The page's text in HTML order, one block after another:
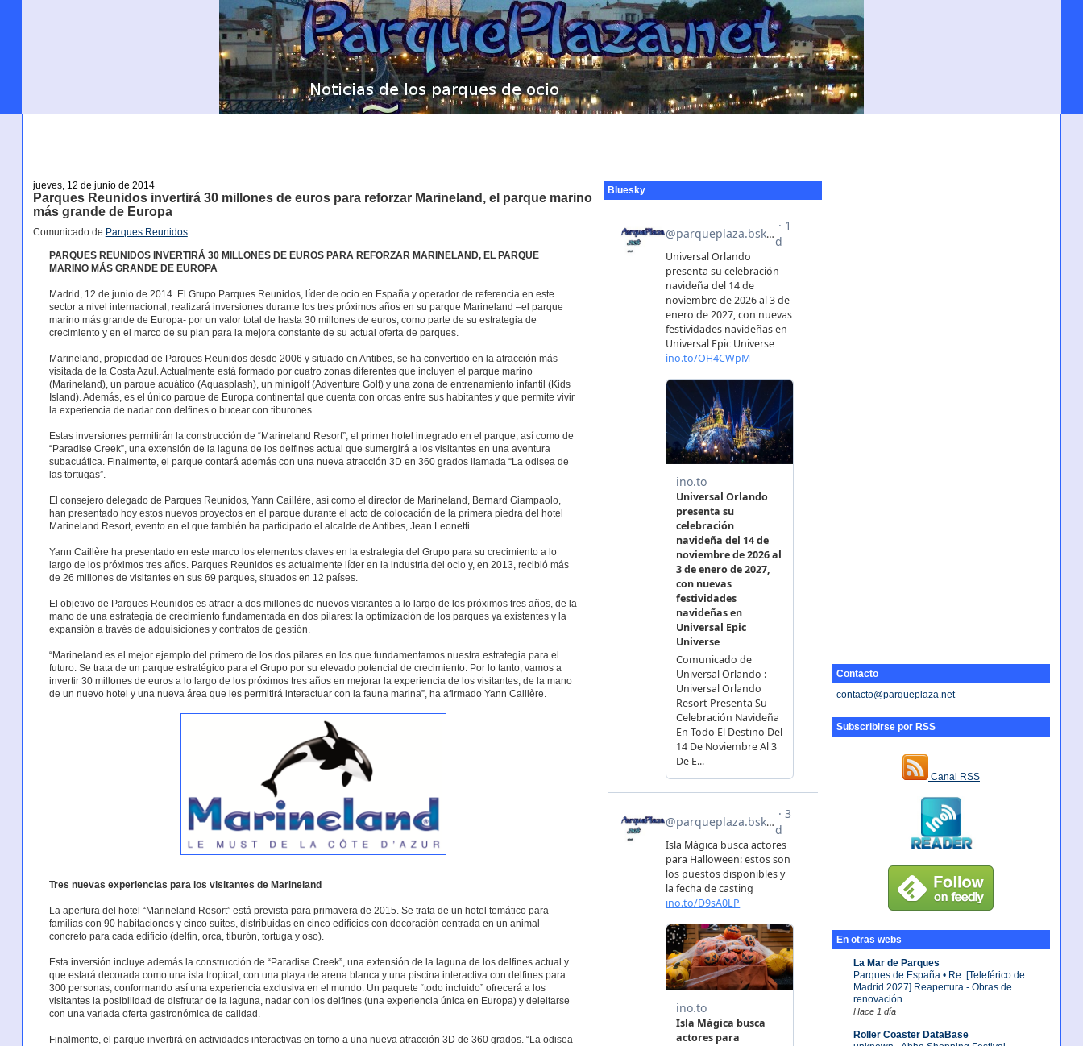
Contacto
contacto@parqueplaza.net
Subscribirse por RSS
Canal RSS
En otras webs
La Mar de Parques
Parques de España • Re: [Teleférico de
Madrid 2027] Reapertura - Obras de
renovación
Hace 1 día
Roller Coaster DataBase
jueves, 12 de junio de 2014
Parques Reunidos invertirá 30 millones de euros para reforzar Marineland, el parque marino
más grande de Europa
Comunicado de Parques Reunidos:
PARQUES REUNIDOS INVERTIRÁ 30 MILLONES DE EUROS PARA REFORZAR MARINELAND, EL PARQUE
MARINO MÁS GRANDE DE EUROPA
Madrid, 12 de junio de 2014. El Grupo Parques Reunidos, líder de ocio en España y operador de referencia en este
sector a nivel internacional, realizará inversiones durante los tres próximos años en su parque Marineland –el parque
marino más grande de Europa- por un valor total de hasta 30 millones de euros, como parte de su estrategia de
crecimiento y en el marco de su plan para la mejora constante de su actual oferta de parques.
Marineland, propiedad de Parques Reunidos desde 2006 y situado en Antibes, se ha convertido en la atracción más
visitada de la Costa Azul. Actualmente está formado por cuatro zonas diferentes que incluyen el parque marino
(Marineland), un parque acuático (Aquasplash), un minigolf (Adventure Golf) y una zona de entrenamiento infantil (Kids
Island). Además, es el único parque de Europa continental que cuenta con orcas entre sus habitantes y que permite vivir
la experiencia de nadar con delfines o bucear con tiburones.
Estas inversiones permitirán la construcción de “Marineland Resort”, el primer hotel integrado en el parque, así como de
“Paradise Creek”, una extensión de la laguna de los delfines actual que sumergirá a los visitantes en una aventura
subacuática. Finalmente, el parque contará además con una nueva atracción 3D en 360 grados llamada “La odisea de
las tortugas”.
El consejero delegado de Parques Reunidos, Yann Caillère, así como el director de Marineland, Bernard Giampaolo,
han presentado hoy estos nuevos proyectos en el parque durante el acto de colocación de la primera piedra del hotel
Marineland Resort, evento en el que también ha participado el alcalde de Antibes, Jean Leonetti.
Yann Caillère ha presentado en este marco los elementos claves en la estrategia del Grupo para su crecimiento a lo
largo de los próximos tres años. Parques Reunidos es actualmente líder en la industria del ocio y, en 2013, recibió más
de 26 millones de visitantes en sus 69 parques, situados en 12 países.
El objetivo de Parques Reunidos es atraer a dos millones de nuevos visitantes a lo largo de los próximos tres años, de la
mano de una estrategia de crecimiento fundamentada en dos pilares: la optimización de los parques ya existentes y la
expansión a través de adquisiciones y contratos de gestión.
“Marineland es el mejor ejemplo del primero de los dos pilares en los que fundamentamos nuestra estrategia para el
futuro. Se trata de un parque estratégico para el Grupo por su elevado potencial de crecimiento. Por lo tanto, vamos a
invertir 30 millones de euros a lo largo de los próximos tres años en mejorar la experiencia de los visitantes, de la mano
de un nuevo hotel y una nueva área que les permitirá interactuar con la fauna marina”, ha afirmado Yann Caillère.
Tres nuevas experiencias para los visitantes de Marineland
La apertura del hotel “Marineland Resort” está prevista para primavera de 2015. Se trata de un hotel temático para
familias con 90 habitaciones y cinco suites, distribuidas en cinco edificios con decoración centrada en un animal
concreto para cada edificio (delfín, orca, tiburón, tortuga y oso).
Esta inversión incluye además la construcción de “Paradise Creek”, una extensión de la laguna de los delfines actual y
que estará decorada como una isla tropical, con una playa de arena blanca y una piscina interactiva con delfines para
300 personas, conformando así una experiencia exclusiva en el mundo. Un paquete “todo incluido” ofrecerá a los
visitantes la posibilidad de disfrutar de la laguna, nadar con los delfines (una experiencia única en Europa) y deleitarse
con una variada oferta gastronómica de calidad.
Finalmente, el parque invertirá en actividades interactivas en torno a una nueva atracción 3D de 360 grados. “La odisea
Bluesky